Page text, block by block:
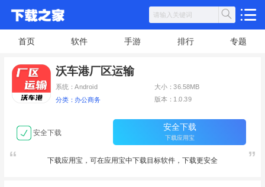
首页 软件 手游 排行 专题
沃车港厂区运输
系统：Android 大小：36.58MB
分类：办公商务 版本：1.0.39
安全下载
安全下载
下载应用宝
下载应用宝，可在应用宝中下载目标软件，下载更安全